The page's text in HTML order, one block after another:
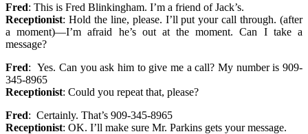
Fred: This is Fred Blinkingham. I’m a friend of Jack’s.
Receptionist: Hold the line, please. I’ll put your call through. (after
a moment)—I’m afraid he’s out at the moment. Can I take a
message?
Fred: Yes. Can you ask him to give me a call? My number is 909-
345-8965
Receptionist: Could you repeat that, please?
Fred: Certainly. That’s 909-345-8965
Receptionist: OK. I’ll make sure Mr. Parkins gets your message.